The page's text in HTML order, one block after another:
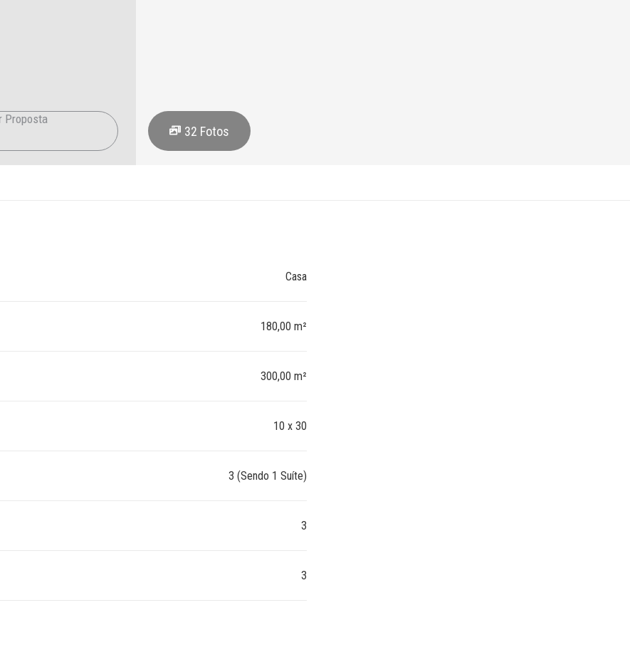
Proposta
32 Fotos
Casa
180,00 m²
300,00 m²
10 x 30
3 (Sendo 1 Suíte)
3
3